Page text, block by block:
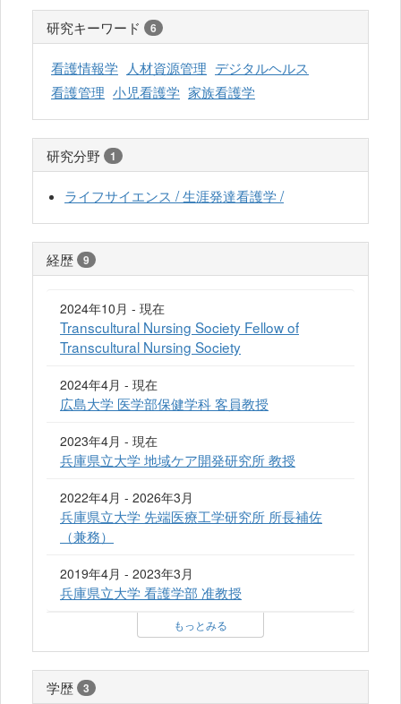
研究キーワード 6
看護情報学 人材資源管理 デジタルヘルス
看護管理 小児看護学 家族看護学
研究分野 1
ライフサイエンス / 生涯発達看護学 /
経歴 9
2024年10月 - 現在
Transcultural Nursing Society Fellow of
Transcultural Nursing Society
2024年4月 - 現在
広島大学 医学部保健学科 客員教授
2023年4月 - 現在
兵庫県立大学 地域ケア開発研究所 教授
2022年4月 - 2026年3月
兵庫県立大学 先端医療工学研究所 所長補佐
（兼務）
2019年4月 - 2023年3月
兵庫県立大学 看護学部 准教授
もっとみる
学歴 3